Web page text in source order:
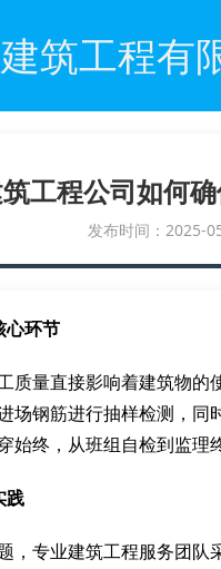
筑工程有
工程公司如何
发布时间：2025-
心环节
质量直接影响着建筑物
场钢筋进行抽样检测，
始终，从班组自检到监理
践
，专业建筑工程服务团队